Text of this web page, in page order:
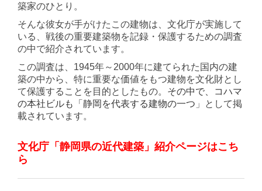
築家のひとり。
そんな彼女が手がけたこの建物は、文化庁が実施して
いる、戦後の重要建築物を記録・保護するための調査
の中で紹介されています。
この調査は、 1945年～ 2000年に建てられた国内の建
築の中から、特に重要な価値をもつ建物を文化財とし
て保護することを目的としたもの。 その中で、コハマ
の本社ビルも「 静岡を代表する建物の一つ 」として掲
載されています。
文化庁「静岡県の近代建築」紹介ページはこち
ら